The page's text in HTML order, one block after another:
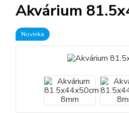
Akvárium
Novinka